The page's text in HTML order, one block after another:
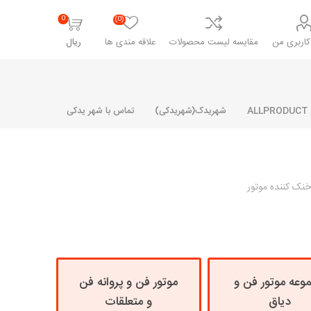
من مقایسه لیست محصولات علاقه مندی ها
(0)
0
ریال
پراید
مشترک رنو و ال 90
تخصصی ال 90
شهریدک(شهریدکی) تماس با شهر یدکی
خنک کننده موتور
موتور فن و
دیاق
موتور فن و پروانه فن
و متعلقات